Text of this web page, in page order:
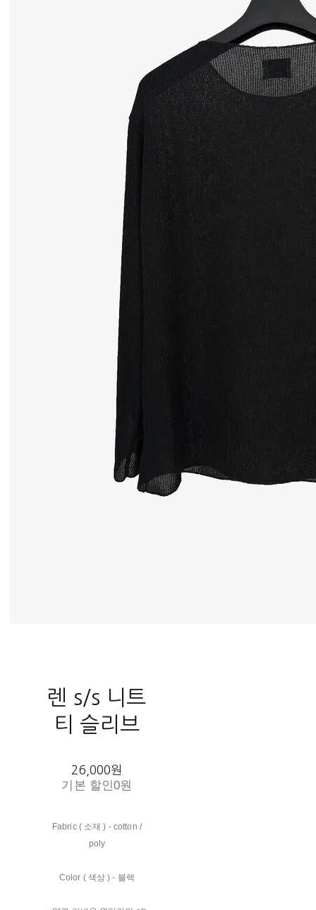
렌 s/s 니트
티 슬리브
26,000원
기본 할인0원
Fabric ( 소재 ) - cotton /
poly
Color ( 색상 ) - 블랙